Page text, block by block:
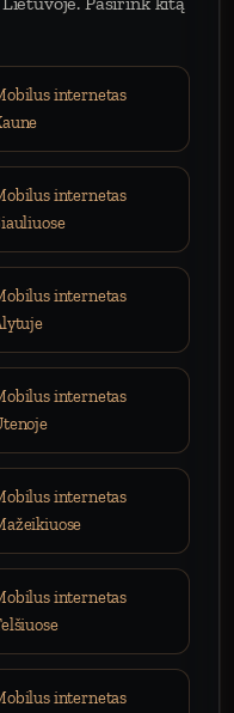
internetas
internetas
internetas
internetas
internetas
internetas
internetas